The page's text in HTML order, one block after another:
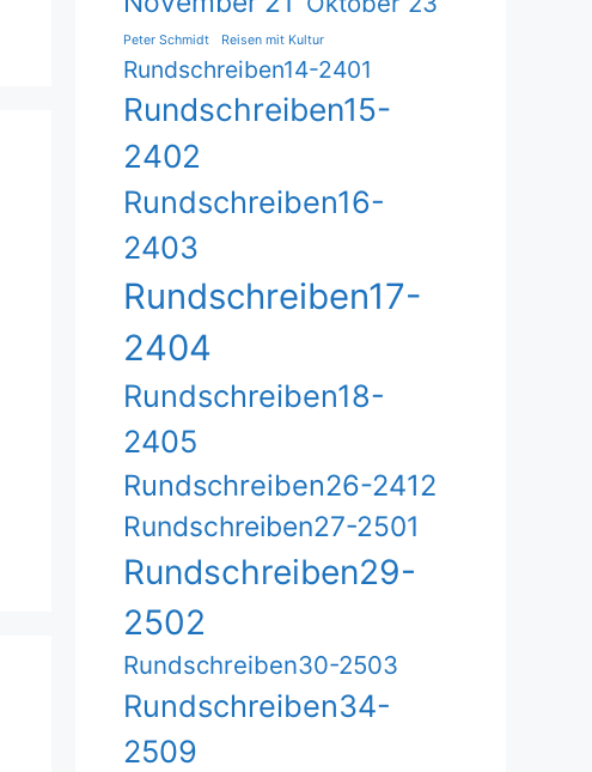
Peter Schmidt Reisen mit Kultur
Rundschreiben14-2401
Rundschreiben15-
2402
Rundschreiben16-
2403
Rundschreiben17-
2404
Rundschreiben18-
2405
Rundschreiben26-2412
Rundschreiben27-2501
Rundschreiben29-
2502
Rundschreiben30-2503
Rundschreiben34-
2509